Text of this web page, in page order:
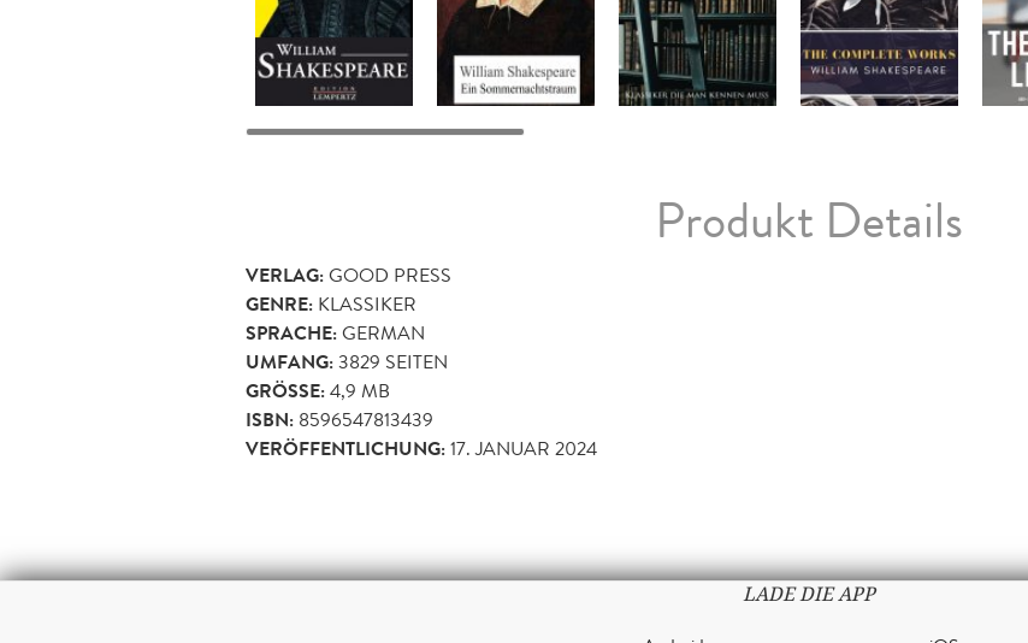
Produkt Details
VERLAG:GOOD PRESS
GENRE: KLASSIKER
SPRACHE:GERMAN
UMFANG:3829 SEITEN
GRÖSSE: 4,9 MB
ISBN: 8596547813439
VERÖFFENTLICHUNG:17. JANUAR 2024
LADE DIE APP